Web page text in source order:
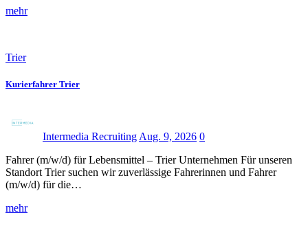
mehr
Trier
Kurierfahrer Trier
Intermedia Recruiting Aug. 9, 2026 0
Fahrer (m/w/d) für Lebensmittel – Trier Unternehmen Für unseren
Standort Trier suchen wir zuverlässige Fahrerinnen und Fahrer
(m/w/d) für die…
mehr